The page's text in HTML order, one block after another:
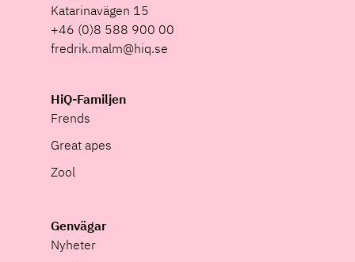
Katarinavägen 15
+46 (0)8 588 900 00
fredrik.malm@hiq.se
HiQ-Familjen
Frends
Great apes
Zool
Genvägar
Nyheter